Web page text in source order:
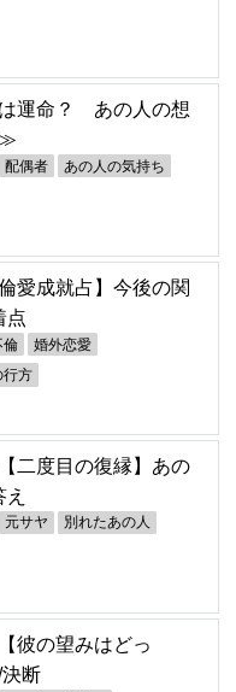
は運命？ あの人の想
≫
配偶者 あの人の気持ち
愛成就占】今後の関
点
倫 婚外恋愛
行方
二度目の復縁】あの
元サヤ 別れたあの人
彼の望みはどっ
断